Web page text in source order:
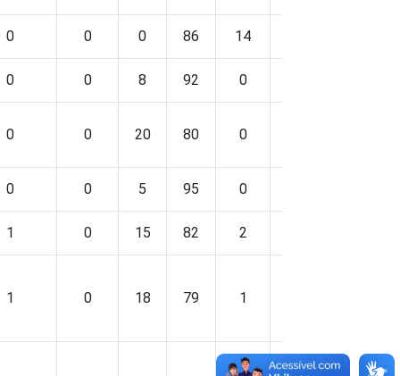
0 0 0 86 14
0 0 8 92 0
0 0 20 80 0
0 0 5 95 0
1 0 15 82 2
1 0 18 79 1